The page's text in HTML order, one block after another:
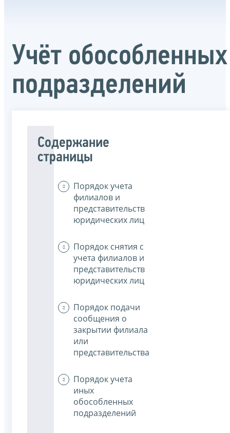
Учёт обособленных
подразделений
Содержание
страницы
Порядок учета
филиалов и
представительств
юридических лиц
Порядок снятия с
учета филиалов и
представительств
юридических лиц
Порядок подачи
сообщения о
закрытии филиала
или
представительства
Порядок учета
иных
обособленных
подразделений